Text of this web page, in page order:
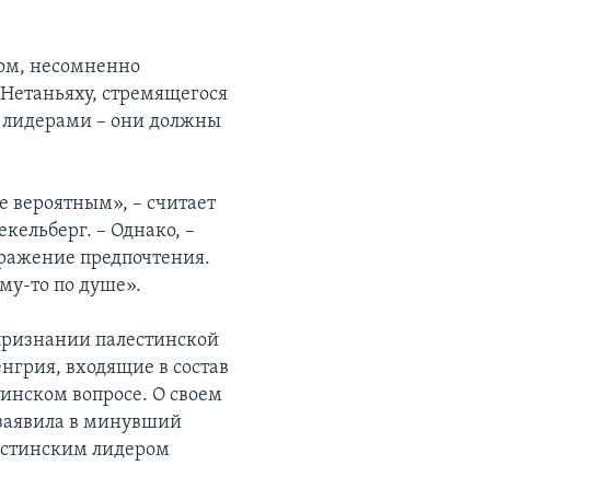
несомненно
стремящегося
лидерами – они должны
вероятным», – считает
– Однако, –
предпочтения.
то по душе».
палестинской
входящие в состав
вопросе. О своем
в минувший
лидером